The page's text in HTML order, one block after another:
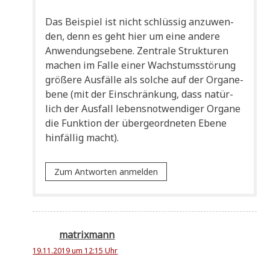
Das Bei­spiel ist nicht schlüs­sig anzu­wen­
den, denn es geht hier um eine ande­re
Anwen­dungs­ebe­ne. Zen­tra­le Struk­tu­ren
machen im Fal­le einer Wachs­tums­stö­rung
grö­ße­re Aus­fäl­le als sol­che auf der Orga­ne­
be­ne (mit der Ein­schrän­kung, dass natür­
lich der Aus­fall lebens­not­wen­di­ger Orga­ne
die Funk­ti­on der über­ge­ord­ne­ten Ebe­ne
hin­fäl­lig macht).
Zum Antworten anmelden
matrixmann
19.11.2019 um 12:15 Uhr